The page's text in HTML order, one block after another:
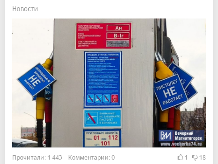
Новости
Прочитали: 1 443 Комментарии: 0 1 18